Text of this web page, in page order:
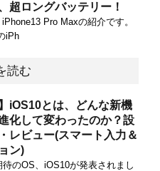
超ロングバッテリー！
Pro Maxの紹介です。
iPh
読む
iOS10とは、どんな新機
化して変わったのか？設
レビュー(スマート入力＆
ン)
のOS、iOS10が発表されまし